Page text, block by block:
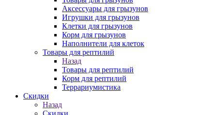
Аксессуары для грызунов
Игрушки для грызунов
Клетки для грызунов
Корм для грызунов
Наполнители для клеток
Товары для рептилий
Назад
Товары для рептилий
Корм для рептилий
Террариумистика
Скидки
Назад
Скидки